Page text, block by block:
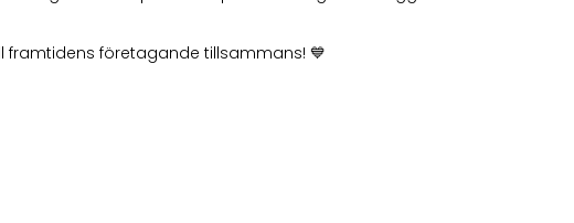
företagande tillsammans! 💙